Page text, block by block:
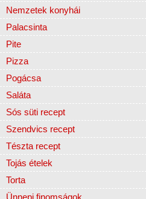
Nemzetek konyhái
Palacsinta
Pite
Pizza
Pogácsa
Saláta
Sós süti recept
Szendvics recept
Tészta recept
Tojás ételek
Torta
Ünnepi finomságok